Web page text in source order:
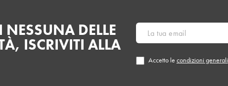
NESSUNA DELLE
ISCRIVITI ALLA
Accetto le condizioni generali